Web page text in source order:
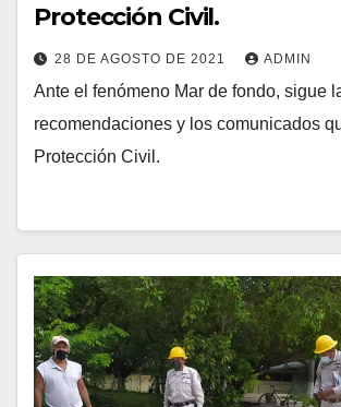
Protección Civil.
28 DE AGOSTO DE 2021 ADMIN
Ante el fenómeno Mar de fondo, sigue
recomendaciones y los comunicados
Protección Civil.